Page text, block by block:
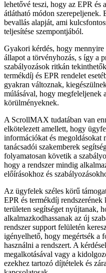
lehetővé teszi, hogy az EPR és
átlátható módon szere­peljenek.
bevallás alapját, ami
teljesítése szempontjából.
Gyakori kérdés, hogy
állapot a törvényhozás, s így a
szabályozások ritkán
termékdíj és EPR rendelet
gyakran változnak,
múlásával, hogy megfeleljenek
körülményeknek.
A ScrollMAX tudatában van
elkötelezett amellett, hogy
információkat és
tanácsadói szakemberek
folyamatosan követik a
hogy a rendszer mindig
előírásokhoz és
Az ügyfelek széles körű
EPR és termékdíj
területen segítsé­get nyújtanak,
alkalmazkodhassanak az új
rendszer support felületén
igényelhető, hogy megértsék a
használni a rendszert. A
megalkotásával vagy a
ezekhez tartozó díjtételek és